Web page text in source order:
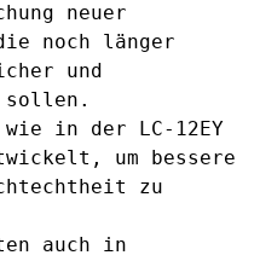
neuer
noch länger
und
in der LC-12EY
um bessere
zu
auch in